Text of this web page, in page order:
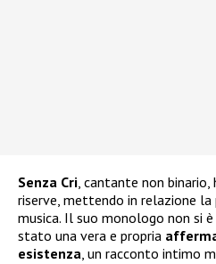
Senza Cri, cantante non binario,
riserve, mettendo in relazione
musica. Il suo monologo non si
stato una vera e propria
esistenza, un racconto intimo